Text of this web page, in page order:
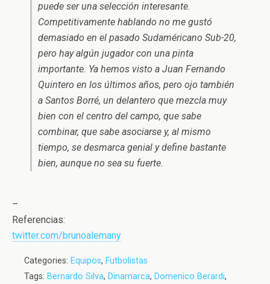
puede ser una selección interesante.
Competitivamente hablando no me gustó
demasiado en el pasado Sudaméricano Sub-20,
pero hay algún jugador con una pinta
importante. Ya hemos visto a Juan Fernando
Quintero en los últimos años, pero ojo también
a Santos Borré, un delantero que mezcla muy
bien con el centro del campo, que sabe
combinar, que sabe asociarse y, al mismo
tiempo, se desmarca genial y define bastante
bien, aunque no sea su fuerte.
–
Referencias:
twitter.com/brunoalemany
Categories: Equipos, Futbolistas
Tags: Bernardo Silva, Dinamarca, Domenico Berardi,